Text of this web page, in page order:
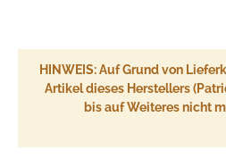
HINWEIS: Auf Grund von
Artikel dieses Herstellers
bis auf Weiteres nicht